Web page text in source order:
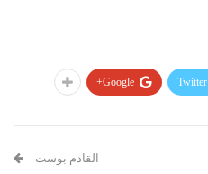
Twitter
Google+
القادم بوست